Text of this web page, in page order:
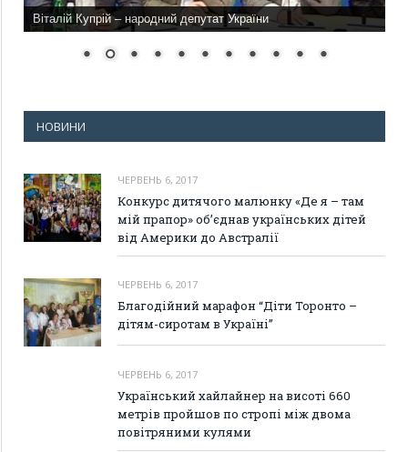
Віталій Купрій – народний депутат України
НОВИНИ
ЧЕРВЕНЬ 6, 2017
Конкурс дитячого малюнку «Де я – там
мій прапор» об’єднав українських дітей
від Америки до Австралії
ЧЕРВЕНЬ 6, 2017
Благодійний марафон “Діти Торонто –
дітям-сиротам в Україні”
ЧЕРВЕНЬ 6, 2017
Український хайлайнер на висоті 660
метрів пройшов по стропі між двома
повітряними кулями